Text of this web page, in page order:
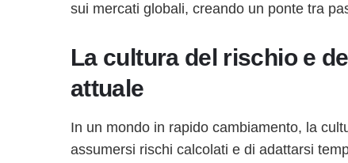
sui mercati globali, creando un ponte tra
La cultura del rischio e
attuale
In un mondo in rapido cambiamento, la
assumersi rischi calcolati e di adattarsi